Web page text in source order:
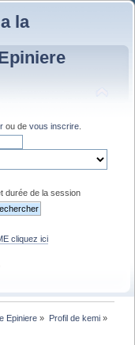
la
ou de vous inscrire
durée de la session
cliquez ici
Epiniere » Profil de kemi»